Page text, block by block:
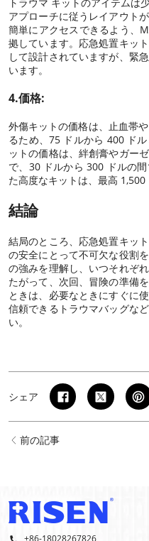
アプローチに従うレイアウト
簡単にアクセスできるよう、
拠しています。応急処置キッ
して設計されていますが、緊
います。
4.価格:
外傷キットの価格は、止血帯
るため、75 ドルから 400 ド
ットの価格は、絆創膏やガー
で、30 ドルから 300 ドルの
た高度なキットは、最高 1,500
結論
結局のところ、応急処置キッ
の安全にとって不可欠な役割
の強みを理解し、いつそれぞ
たがって、次回、冒険の準備
ときは、必要なときにすぐに
信頼できるトラウマバッグな
い。
シェア
前の記事